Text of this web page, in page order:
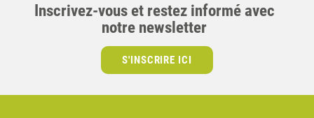
Inscrivez-vous et restez informé avec
notre newsletter
S'INSCRIRE ICI